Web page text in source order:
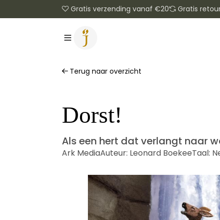
Gratis verzending vanaf €20 Gratis
Terug naar overzicht
Dorst!
Als een hert dat verlangt naar
Ark MediaAuteur: Leonard BoekeeTaal: